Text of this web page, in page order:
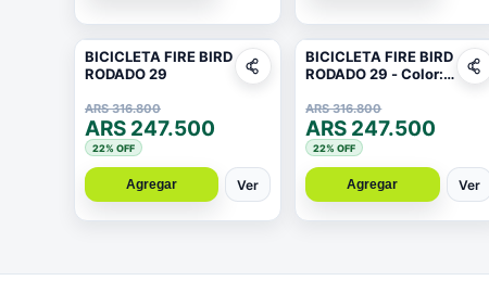
BICICLETA FIRE BIRD
RODADO 29
ARS 316.800
ARS 247.500
22% OFF
Agregar Ver
BICICLETA FIRE BIRD
RODADO 29 - Color:
ARS 316.800
ARS 247.500
22% OFF
Agregar Ver